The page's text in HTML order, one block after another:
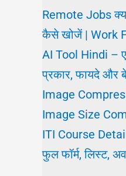
Remote Jobs
कैसे खोजें | Work
AI Tool Hindi –
प्रकार, फायदे और
Image
Image Size
ITI Course
फुल फॉर्म, लिस्ट,